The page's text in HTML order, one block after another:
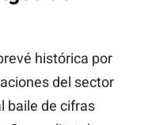
histórica por
del sector
baile de cifras